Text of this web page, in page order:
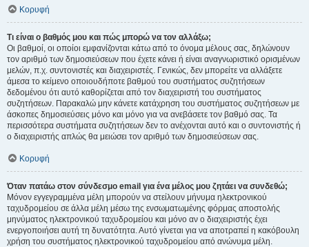
Κορυφή
Τι είναι ο βαθμός μου και πώς μπορώ να τον αλλάξω;
Οι βαθμοί, οι οποίοι εμφανίζονται κάτω από το όνομα μέλους σας, δηλώνουν
τον αριθμό των δημοσιεύσεων που έχετε κάνει ή είναι αναγνωριστικό ορισμένων
μελών, π.χ. συντονιστές και διαχειριστές. Γενικώς, δεν μπορείτε να αλλάξετε
άμεσα το κείμενο οποιουδήποτε βαθμού του συστήματος συζητήσεων
δεδομένου ότι αυτό καθορίζεται από τον διαχειριστή του συστήματος
συζητήσεων. Παρακαλώ μην κάνετε κατάχρηση του συστήματος συζητήσεων με
άσκοπες δημοσιεύσεις μόνο και μόνο για να ανεβάσετε τον βαθμό σας. Τα
περισσότερα συστήματα συζητήσεων δεν το ανέχονται αυτό και ο συντονιστής ή
ο διαχειριστής απλώς θα μειώσει τον αριθμό των δημοσιεύσεων σας.
Κορυφή
Όταν πατάω στον σύνδεσμο email για ένα μέλος μου ζητάει να συνδεθώ;
Μόνον εγγεγραμμένα μέλη μπορούν να στείλουν μήνυμα ηλεκτρονικού
ταχυδρομείου σε άλλα μέλη μέσω της ενσωματωμένης φόρμας αποστολής
μηνύματος ηλεκτρονικού ταχυδρομείου και μόνο αν ο διαχειριστής έχει
ενεργοποιήσει αυτή τη δυνατότητα. Αυτό γίνεται για να αποτραπεί η κακόβουλη
χρήση του συστήματος ηλεκτρονικού ταχυδρομείου από ανώνυμα μέλη.